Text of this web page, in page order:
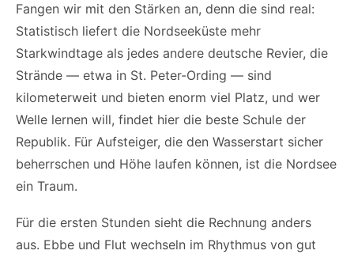
Fangen wir mit den Stärken an, denn die sind real:
Statistisch liefert die Nordseeküste mehr
Starkwindtage als jedes andere deutsche Revier, die
Strände — etwa in St. Peter-Ording — sind
kilometerweit und bieten enorm viel Platz, und wer
Welle lernen will, findet hier die beste Schule der
Republik. Für Aufsteiger, die den Wasserstart sicher
beherrschen und Höhe laufen können, ist die Nordsee
ein Traum.
Für die ersten Stunden sieht die Rechnung anders
aus. Ebbe und Flut wechseln im Rhythmus von gut